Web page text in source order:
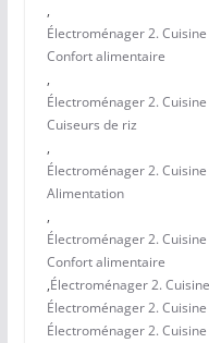
,
Électroménager 2.
Confort alimentaire
,
Électroménager 2.
Cuiseurs de riz
,
Électroménager 2.
Alimentation
,
Électroménager 2.
Confort alimentaire
,Électroménager 2.
Électroménager 2.
Électroménager 2.